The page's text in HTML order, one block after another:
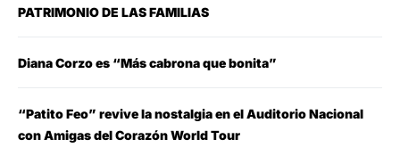
PATRIMONIO DE LAS FAMILIAS
Diana Corzo es “Más cabrona que bonita”
“Patito Feo” revive la nostalgia en el Auditorio Nacional
con Amigas del Corazón World Tour